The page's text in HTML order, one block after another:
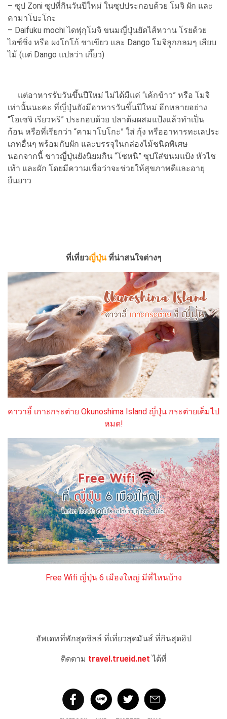
– ซุป Zoni ซุปที่กินวันปีใหม่ ในซุปประกอบด้วย โมจิ ผัก และ
คามาโบะโกะ
– Daifuku mochi ไดฟุกุโมจิ ขนมญี่ปุ่นยัดไส้หวาน โรยด้วย
ไอซ์ซิ่ง หรือ ผงโกโก้ ชาเขียว และ Dango โมจิลูกกลมๆ เสียบ
ไม้ (แต่ Dango แปลว่า เกี๊ยว)
แต่อาหารรับวันขึ้นปีใหม่ ไม่ได้มีแค่ “เค้กข้าว” หรือ โมจิ
เท่านั้นนะคะ ที่ญี่ปุ่นยังมีอาหารวันขึ้นปีใหม่ อีกหลายอย่าง
“โอเซจิ เรียวหริ” ประกอบด้วย ปลาต้มผสมแป้งแล้วทำเป็น
ก้อน หรือที่เรียกว่า “คามาโบโกะ” ใส่ กุ้ง หรืออาหารทะเลประ
เภทอื่นๆ พร้อมกับผัก และบรรจุในกล่องไม้ชนิดพิเศษ
นอกจากนี้ ชาวญี่ปุ่นยังนิยมกิน “โซหนิ” ซุปใส่ขนมแป้ง หัวไช
เท้า และผัก โดยมีความเชื่อว่าจะช่วยให้สุขภาพดีและอายุ
ยืนยาว
ที่เที่ยวญี่ปุ่นที่น่าสนใจต่างๆ
คาวาอี้ เกาะกระต่าย Okunoshima Island ญี่ปุ่น กระต่ายเต็มไป
หมด!
Free Wifi ญี่ปุ่น 6 เมืองใหญ่ มีที่ไหนบ้าง
อัพเดทที่พักสุดชิลล์ ที่เที่ยวสุดมันส์ ที่กินสุดฮิป
ติดตาม travel.trueid.net ได้ที่